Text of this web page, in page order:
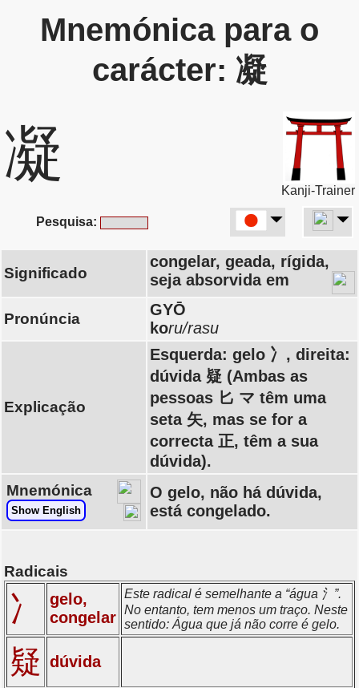
Mnemónica para o
carácter: 凝
凝
Kanji-Trainer
Pesquisa:
Significado
congelar, geada, rígida,
seja absorvida em
Pronúncia
GYŌ
koru/rasu
Explicação
Esquerda: gelo 冫, direita:
dúvida 疑 (Ambas as
pessoas 匕 マ têm uma
seta 矢, mas se for a
correcta 正, têm a sua
dúvida).
Mnemónica
Show English
O gelo, não há dúvida,
está congelado.
Radicais
冫
gelo,
congelar
Este radical é semelhante a “água 氵”.
No entanto, tem menos um traço. Neste
sentido: Água que já não corre é gelo.
疑 dúvida